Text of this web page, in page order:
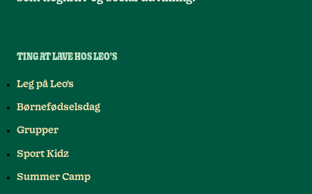
TING AT LAVE HOS LEO'S
Leg på Leo's
Børnefødselsdag
Grupper
Sport Kidz
Summer Camp